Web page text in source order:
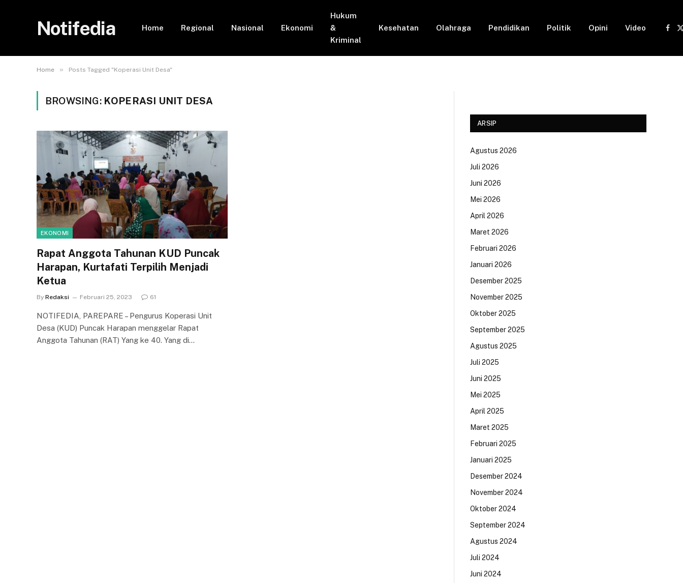
Notifedia Home Regional Nasional Ekonomi
Hukum
&
Kriminal
Kesehatan Olahraga Pendidikan Politik Opini Video
Home » Posts Tagged "Koperasi Unit Desa"
BROWSING: KOPERASI UNIT DESA
EKONOMI
Rapat Anggota Tahunan KUD Puncak
Harapan, Kurtafati Terpilih Menjadi
Ketua
By Redaksi Februari 25, 2023 61
NOTIFEDIA, PAREPARE – Pengurus Koperasi Unit
Desa (KUD) Puncak Harapan menggelar Rapat
Anggota Tahunan (RAT) Yang ke 40. Yang di…
ARSIP
Agustus 2026
Juli 2026
Juni 2026
Mei 2026
April 2026
Maret 2026
Februari 2026
Januari 2026
Desember 2025
November 2025
Oktober 2025
September 2025
Agustus 2025
Juli 2025
Juni 2025
Mei 2025
April 2025
Maret 2025
Februari 2025
Januari 2025
Desember 2024
November 2024
Oktober 2024
September 2024
Agustus 2024
Juli 2024
Juni 2024